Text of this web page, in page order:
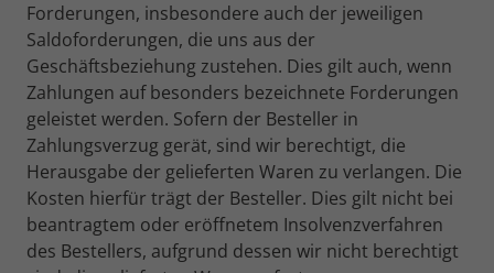
Forderungen, insbesondere auch der jeweiligen
Saldoforderungen, die uns aus der
Geschäftsbeziehung zustehen. Dies gilt auch, wenn
Zahlungen auf besonders bezeichnete Forderungen
geleistet werden. Sofern der Besteller in
Zahlungsverzug gerät, sind wir berechtigt, die
Herausgabe der gelieferten Waren zu verlangen. Die
Kosten hierfür trägt der Besteller. Dies gilt nicht bei
beantragtem oder eröffnetem Insolvenzverfahren
des Bestellers, aufgrund dessen wir nicht berechtigt